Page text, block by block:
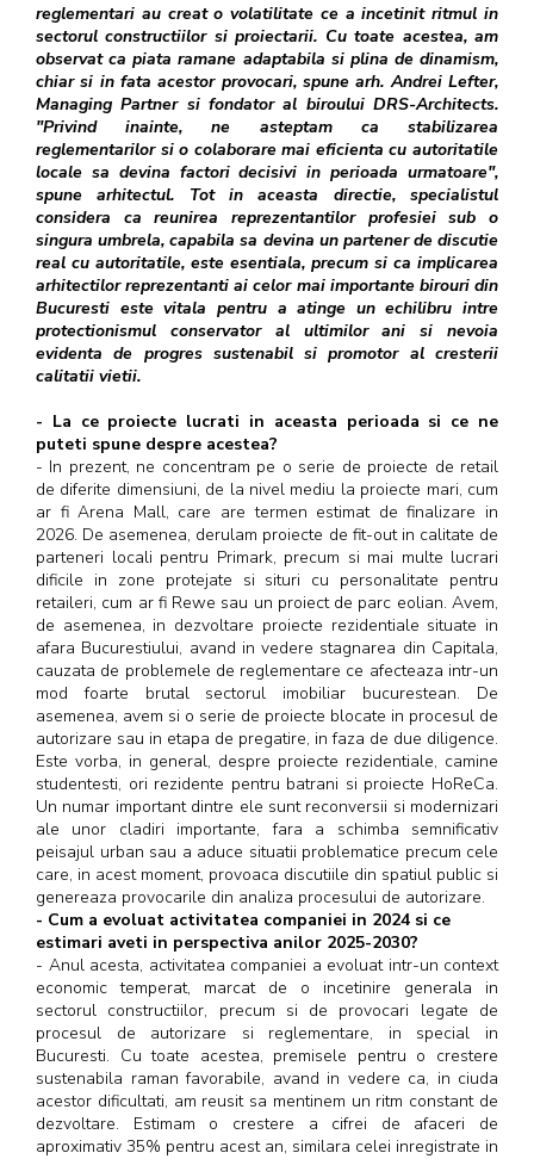
reglementari au creat o volatilitate ce a incetinit ritmul in
sectorul constructiilor si proiectarii. Cu toate acestea, am
observat ca piata ramane adaptabila si plina de dinamism,
chiar si in fata acestor provocari, spune arh. Andrei Lefter,
Managing Partner si fondator al biroului DRS-Architects.
"Privind inainte, ne asteptam ca stabilizarea
reglementarilor si o colaborare mai eficienta cu autoritatile
locale sa devina factori decisivi in perioada urmatoare",
spune arhitectul. Tot in aceasta directie, specialistul
considera ca reunirea reprezentantilor profesiei sub o
singura umbrela, capabila sa devina un partener de discutie
real cu autoritatile, este esentiala, precum si ca implicarea
arhitectilor reprezentanti ai celor mai importante birouri din
Bucuresti este vitala pentru a atinge un echilibru intre
protectionismul conservator al ultimilor ani si nevoia
evidenta de progres sustenabil si promotor al cresterii
calitatii vietii.
- La ce proiecte lucrati in aceasta perioada si ce ne
puteti spune despre acestea?
- In prezent, ne concentram pe o serie de proiecte de retail
de diferite dimensiuni, de la nivel mediu la proiecte mari, cum
ar fi Arena Mall, care are termen estimat de finalizare in
2026. De asemenea, derulam proiecte de fit-out in calitate de
parteneri locali pentru Primark, precum si mai multe lucrari
dificile in zone protejate si situri cu personalitate pentru
retaileri, cum ar fi Rewe sau un proiect de parc eolian. Avem,
de asemenea, in dezvoltare proiecte rezidentiale situate in
afara Bucurestiului, avand in vedere stagnarea din Capitala,
cauzata de problemele de reglementare ce afecteaza intr-un
mod foarte brutal sectorul imobiliar bucurestean. De
asemenea, avem si o serie de proiecte blocate in procesul de
autorizare sau in etapa de pregatire, in faza de due diligence.
Este vorba, in general, despre proiecte rezidentiale, camine
studentesti, ori rezidente pentru batrani si proiecte HoReCa.
Un numar important dintre ele sunt reconversii si modernizari
ale unor cladiri importante, fara a schimba semnificativ
peisajul urban sau a aduce situatii problematice precum cele
care, in acest moment, provoaca discutiile din spatiul public si
genereaza provocarile din analiza procesului de autorizare.
- Cum a evoluat activitatea companiei in 2024 si ce
estimari aveti in perspectiva anilor 2025-2030?
- Anul acesta, activitatea companiei a evoluat intr-un context
economic temperat, marcat de o incetinire generala in
sectorul constructiilor, precum si de provocari legate de
procesul de autorizare si reglementare, in special in
Bucuresti. Cu toate acestea, premisele pentru o crestere
sustenabila raman favorabile, avand in vedere ca, in ciuda
acestor dificultati, am reusit sa mentinem un ritm constant de
dezvoltare. Estimam o crestere a cifrei de afaceri de
aproximativ 35% pentru acest an, similara celei inregistrate in